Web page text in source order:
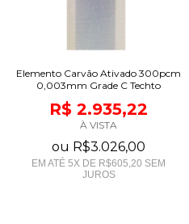
Elemento Carvão Ativado 300pcm
0,003mm Grade C Techto
R$ 2.935,22
À VISTA
ou R$3.026,00
EM ATÉ 5X DE R$605,20 SEM
JUROS